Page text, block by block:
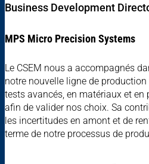
Business Development
MPS Micro Precision Systems
Le CSEM nous a accompagnés
notre nouvelle ligne de
tests avancés, en matériaux et en
afin de valider nos choix. Sa
les incertitudes en amont et de
terme de notre processus de